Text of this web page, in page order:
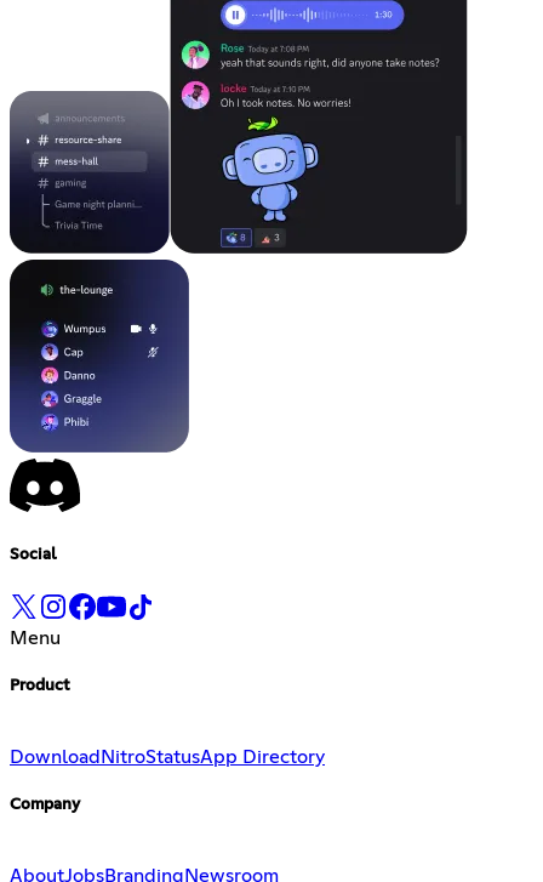
Social
Menu
Product
Download NitroStatusApp Directory
Company
AboutJobsBranding Newsroom